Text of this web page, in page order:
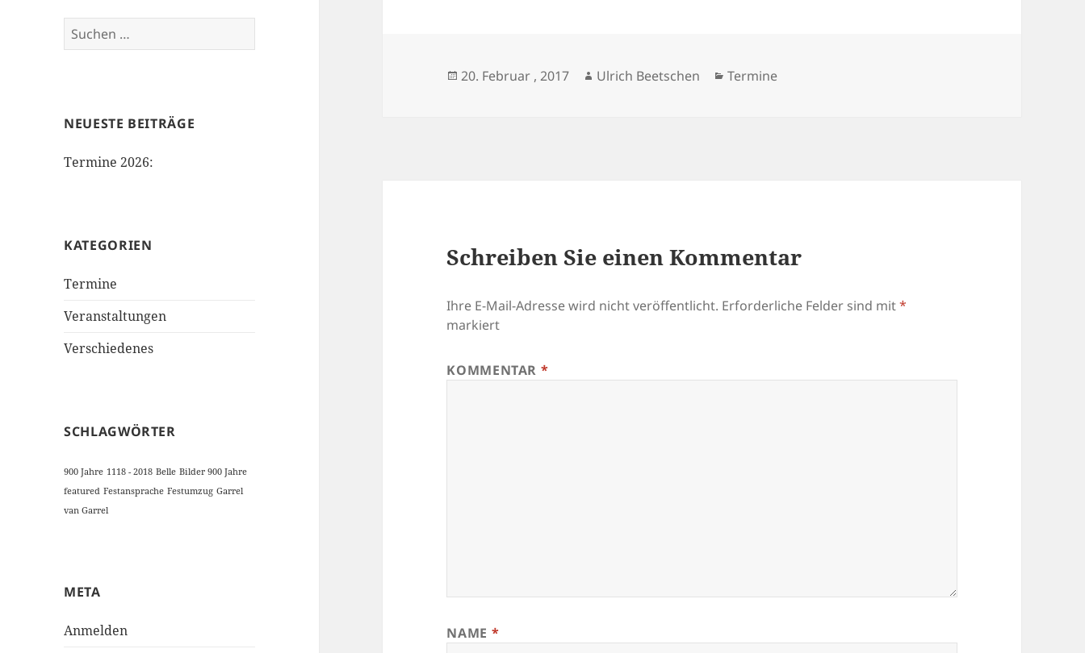
Suchen
nach:
NEUESTE BEITRÄGE
Termine 2026:
KATEGORIEN
Termine
Veranstaltungen
Verschiedenes
SCHLAGWÖRTER
900 Jahre 1118 - 2018 Belle Bilder 900 Jahre
featured Festansprache Festumzug Garrel
van Garrel
META
Anmelden
Veröffentlicht
20. Februar , 2017 Autor
Ulrich Beetschen Kategorien
Termine
Schreiben Sie einen Kommentar
Ihre E-Mail-Adresse wird nicht veröffentlicht. Erforderliche Felder sind mit*
markiert
KOMMENTAR *
NAME *